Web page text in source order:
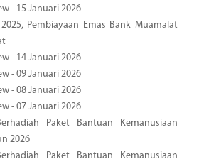
- 15 Januari 2026
Pembiayaan Emas Bank Muamalat
- 14 Januari 2026
- 09 Januari 2026
- 08 Januari 2026
- 07 Januari 2026
Paket Bantuan Kemanusiaan
2026
Paket Bantuan Kemanusiaan